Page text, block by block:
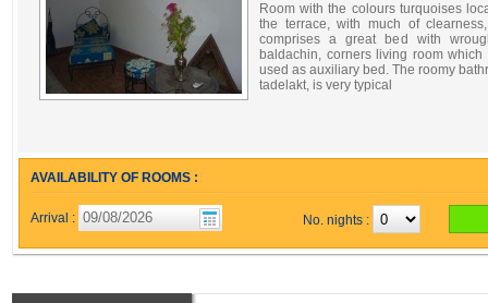
Room with the colours turquoises
the terrace, with much of
comprises a great bed with
baldachin, corners living room which
used as auxiliary bed. The roomy
tadelakt, is very typical
AVAILABILITY OF ROOMS :
Arrival : No. nights :